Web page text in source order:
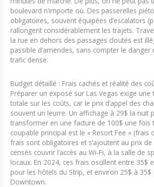
boulevard n’importe où. Des passerelles
obligatoires, souvent équipées d’escalators
rallongent considérablement les trajets.
la rue en dehors des passages cloutés est
passible d’amendes, sans compter le
trafic dense.
Budget détaillé : Frais cachés et réalité des
Préparer un exposé sur Las Vegas exige une
totale sur les coûts, car le prix d’appel des
souvent un leurre. Un affichage à 29$ la nuit
transformer en une facture de 100$ une fois
coupable principal est le « Resort Fee » (frais
frais sont obligatoires et s’ajoutent au prix
censés couvrir l’accès au Wi-Fi, à la salle de
locaux. En 2024, ces frais oscillent entre 35$
pour les hôtels du Strip, et environ 25$ à 35$
Downtown.